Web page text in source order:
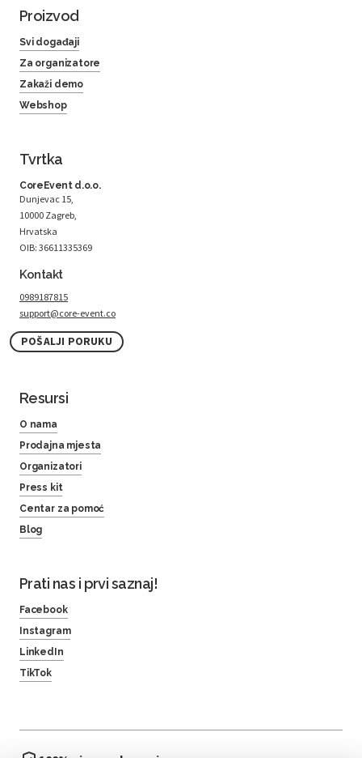
Proizvod
Svi događaji
Za organizatore
Zakaži demo
Webshop
Tvrtka
CoreEvent d.o.o.
Dunjevac 15,
10000 Zagreb,
Hrvatska
OIB: 36611335369
Kontakt
0989187815
support@core-event.co
POŠALJI PORUKU
Resursi
O nama
Prodajna mjesta
Organizatori
Press kit
Centar za pomoć
Blog
Prati nas i prvi saznaj!
Facebook
Instagram
LinkedIn
TikTok